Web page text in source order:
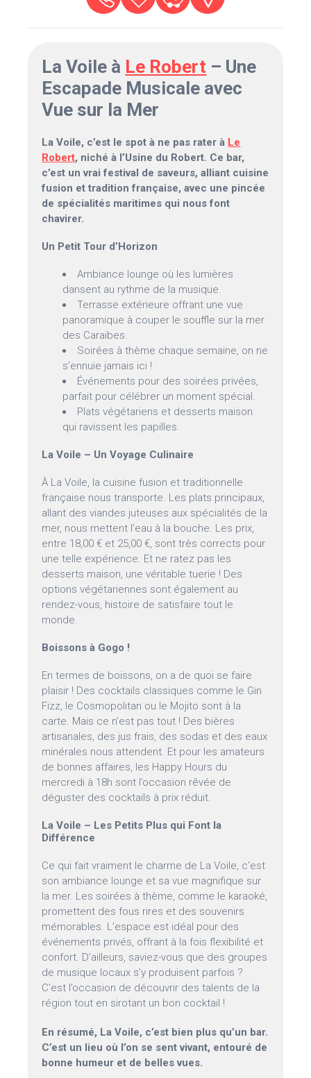
La Voile à Le Robert – Une
Escapade Musicale avec
Vue sur la Mer
La Voile, c’est le spot à ne pas rater à Le
Robert, niché à l’Usine du Robert. Ce bar,
c’est un vrai festival de saveurs, alliant cuisine
fusion et tradition française, avec une pincée
de spécialités maritimes qui nous font
chavirer.
Un Petit Tour d’Horizon
Ambiance lounge où les lumières
dansent au rythme de la musique.
Terrasse extérieure offrant une vue
panoramique à couper le souffle sur la mer
des Caraïbes.
Soirées à thème chaque semaine, on ne
s’ennuie jamais ici !
Événements pour des soirées privées,
parfait pour célébrer un moment spécial.
Plats végétariens et desserts maison
qui ravissent les papilles.
La Voile – Un Voyage Culinaire
À La Voile, la cuisine fusion et traditionnelle
française nous transporte. Les plats principaux,
allant des viandes juteuses aux spécialités de la
mer, nous mettent l’eau à la bouche. Les prix,
entre 18,00 € et 25,00 €, sont très corrects pour
une telle expérience. Et ne ratez pas les
desserts maison, une véritable tuerie ! Des
options végétariennes sont également au
rendez-vous, histoire de satisfaire tout le
monde.
Boissons à Gogo !
En termes de boissons, on a de quoi se faire
plaisir ! Des cocktails classiques comme le Gin
Fizz, le Cosmopolitan ou le Mojito sont à la
carte. Mais ce n’est pas tout ! Des bières
artisanales, des jus frais, des sodas et des eaux
minérales nous attendent. Et pour les amateurs
de bonnes affaires, les Happy Hours du
mercredi à 18h sont l’occasion rêvée de
déguster des cocktails à prix réduit.
La Voile – Les Petits Plus qui Font la
Différence
Ce qui fait vraiment le charme de La Voile, c’est
son ambiance lounge et sa vue magnifique sur
la mer. Les soirées à thème, comme le karaoké,
promettent des fous rires et des souvenirs
mémorables. L’espace est idéal pour des
événements privés, offrant à la fois flexibilité et
confort. D’ailleurs, saviez-vous que des groupes
de musique locaux s’y produisent parfois ?
C’est l’occasion de découvrir des talents de la
région tout en sirotant un bon cocktail !
En résumé, La Voile, c’est bien plus qu’un bar.
C’est un lieu où l’on se sent vivant, entouré de
bonne humeur et de belles vues.